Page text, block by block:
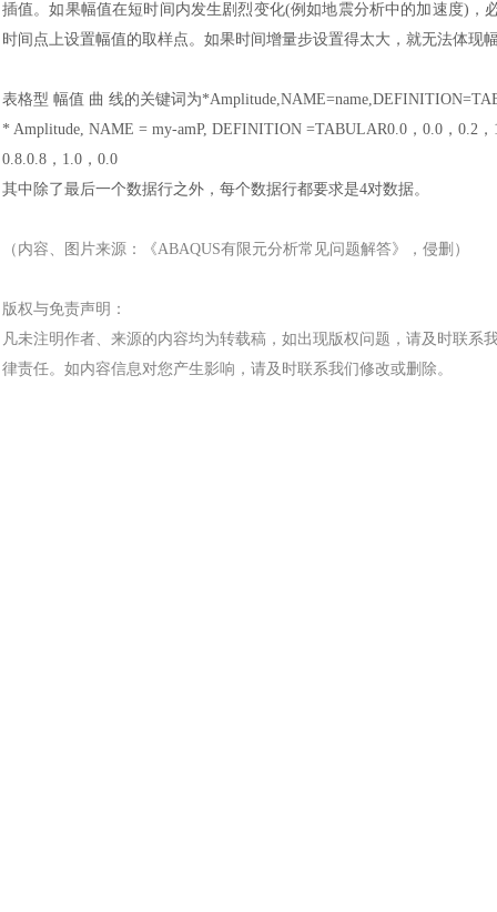
插值。如果幅值在短时间内发生剧烈变化(例如地震分析中的加速度)
时间点上设置幅值的取样点。如果时间增量步设置得太大，就无法体现
表格型 幅值 曲 线的关键词为
* Amplitude, NAME = my-amP, DEFINITION =TABULAR0.0，0.0，0.2，
0.8.0.8，1.0，0.0
其中除了最后一个数据行之外，每个数据行都要求是4对数据。
（内容、图片来源：《ABAQUS有限元分析常见问题解答》，侵删）
版权与免责声明：
凡未注明作者、来源的内容均为转载稿，如出现版权问题，请及时联
律责任。如内容信息对您产生影响，请及时联系我们修改或删除。